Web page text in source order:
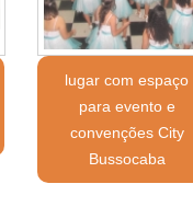
lugar com espaço
para evento e
convenções City
Bussocaba